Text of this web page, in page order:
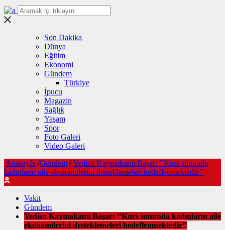
Son Dakika
Dünya
Eğitim
Ekonomi
Gündem
Türkiye
İpucu
Magazin
Sağlık
Yaşam
Spor
Foto Galeri
Video Galeri
Anasayfa /Gündem /Yedisu Kaymakamı Başar: ’’Kurs sonunda
kadınların aile ekonomilerini desteklemeleri hedeflenmektedir’’
Vakit
Gündem
Yedisu Kaymakamı Başar: ’’Kurs sonunda kadınların aile
ekonomilerini desteklemeleri hedeflenmektedir’’